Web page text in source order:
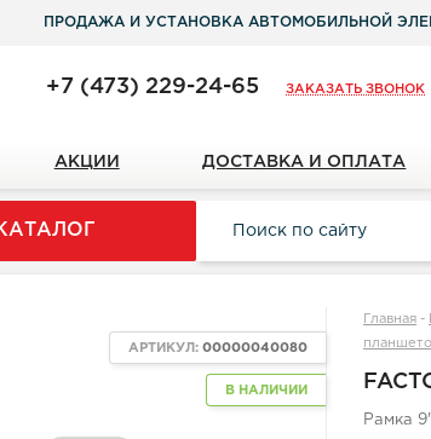
ПРОДАЖА И УСТАНОВКА АВТОМОБИЛЬНОЙ
+7 (473) 229-24-65 ЗАКАЗАТЬ ЗВОНОК
АКЦИИ ДОСТАВКА И ОПЛАТА
В НАЛИЧИИ
АРТИКУЛ:00000040080
Главная -
Рамка